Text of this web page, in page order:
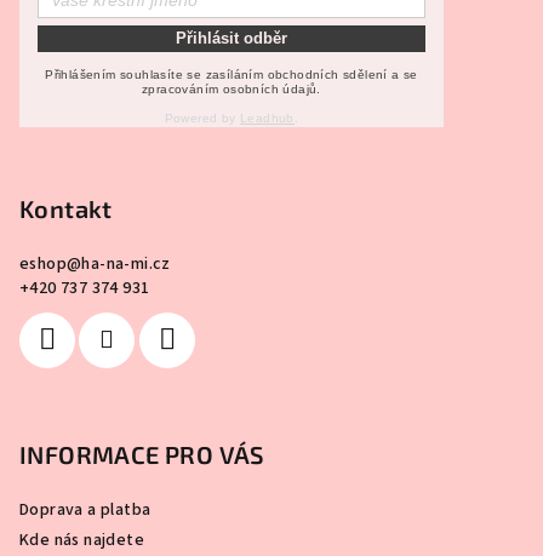
Přihlásit odběr
Přihlášením souhlasíte se zasíláním obchodních sdělení a se
zpracováním osobních údajů.
Powered by Leadhub
Kontakt
eshop@ha-na-mi.cz
+420 737 374 931
INFORMACE PRO VÁS
Doprava a platba
Kde nás najdete